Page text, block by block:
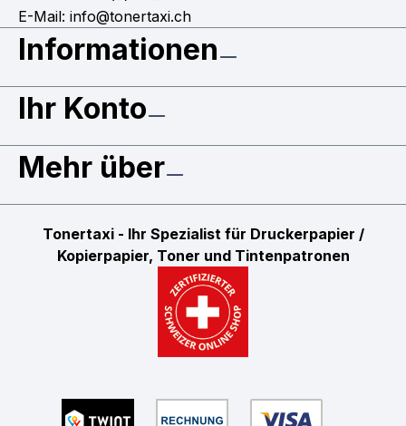
E-Mail: info@tonertaxi.ch
Informationen
Ihr Konto
Mehr über
Tonertaxi - Ihr Spezialist für Druckerpapier /
Kopierpapier, Toner und Tintenpatronen